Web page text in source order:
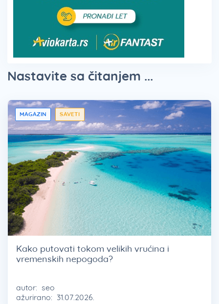
Nastavite sa čitanjem ...
MAGAZIN SAVETI
Kako putovati tokom velikih vrućina i
vremenskih nepogoda?
autor: seo
ažurirano: 31.07.2026.